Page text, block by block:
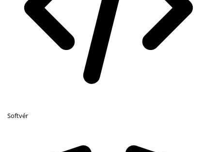
Softvér